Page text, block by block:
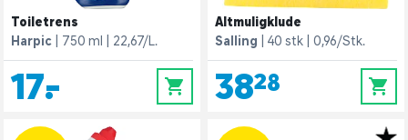
Toiletrens
Harpic
750 ml 22,67/L.
17,- 0
Altmuligklude
Salling
40 stk 0,96/Stk.
38,28 0